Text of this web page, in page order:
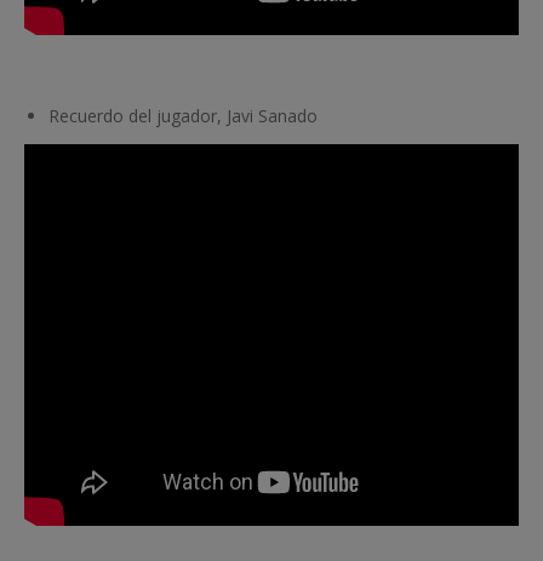
Recuerdo del jugador, Javi Sanado